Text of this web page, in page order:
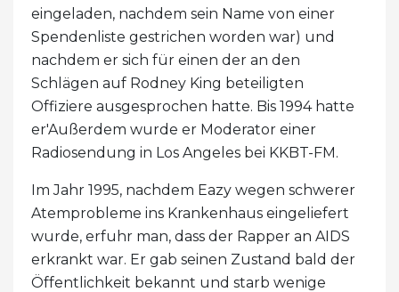
eingeladen, nachdem sein Name von einer
Spendenliste gestrichen worden war) und
nachdem er sich für einen der an den
Schlägen auf Rodney King beteiligten
Offiziere ausgesprochen hatte. Bis 1994 hatte
er'Außerdem wurde er Moderator einer
Radiosendung in Los Angeles bei KKBT-FM.
Im Jahr 1995, nachdem Eazy wegen schwerer
Atemprobleme ins Krankenhaus eingeliefert
wurde, erfuhr man, dass der Rapper an AIDS
erkrankt war. Er gab seinen Zustand bald der
Öffentlichkeit bekannt und starb wenige